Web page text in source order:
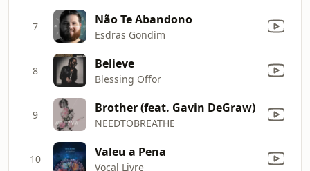
7 Não Te Abandono
Esdras Gondim
8 Believe
Blessing Offor
9 Brother (feat. Gavin DeGraw)
NEEDTOBREATHE
10 Valeu a Pena
Vocal Livre